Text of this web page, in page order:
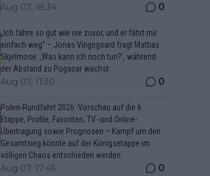
Aug 07, 18:34 0
„Ich fahre so gut wie nie zuvor, und er fährt mir
einfach weg“ – Jonas Vingegaard fragt Mattias
Skjelmose: ‚Was kann ich noch tun?‘, während
der Abstand zu Pogacar wächst
Aug 07, 11:30 0
Polen-Rundfahrt 2026: Vorschau auf die 6.
Etappe, Profile, Favoriten, TV- und Online-
Übertragung sowie Prognosen – Kampf um den
Gesamtsieg könnte auf der Königsetappe im
völligen Chaos entschieden werden
Aug 07, 17:45 0